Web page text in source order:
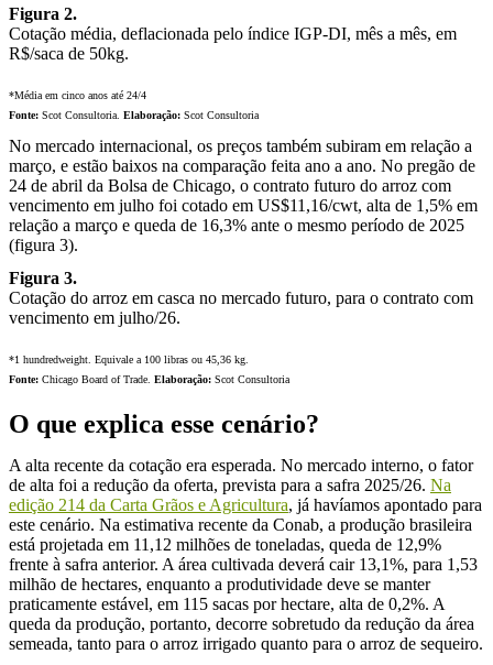
Figura 2.
Cotação média, deflacionada pelo índice IGP-DI, mês a mês, em
R$/saca de 50kg.
*Média em cinco anos até 24/4
Fonte: Scot Consultoria. Elaboração: Scot Consultoria
No mercado internacional, os preços também subiram em relação a
março, e estão baixos na comparação feita ano a ano. No pregão de
24 de abril da Bolsa de Chicago, o contrato futuro do arroz com
vencimento em julho foi cotado em US$11,16/cwt, alta de 1,5% em
relação a março e queda de 16,3% ante o mesmo período de 2025
(figura 3).
Figura 3.
Cotação do arroz em casca no mercado futuro, para o contrato com
vencimento em julho/26.
*1 hundredweight. Equivale a 100 libras ou 45,36 kg.
Fonte: Chicago Board of Trade. Elaboração: Scot Consultoria
O que explica esse cenário?
A alta recente da cotação era esperada. No mercado interno, o fator
de alta foi a redução da oferta, prevista para a safra 2025/26. Na
edição 214 da Carta Grãos e Agricultura, já havíamos apontado para
este cenário. Na estimativa recente da Conab, a produção brasileira
está projetada em 11,12 milhões de toneladas, queda de 12,9%
frente à safra anterior. A área cultivada deverá cair 13,1%, para 1,53
milhão de hectares, enquanto a produtividade deve se manter
praticamente estável, em 115 sacas por hectare, alta de 0,2%. A
queda da produção, portanto, decorre sobretudo da redução da área
semeada, tanto para o arroz irrigado quanto para o arroz de sequeiro.